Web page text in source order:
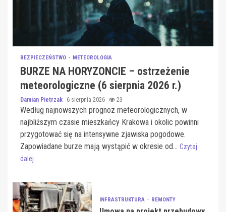
BEZPIECZEŃSTWO METEOROLOGIA
BURZE NA HORYZONCIE – ostrzeżenie
meteorologiczne (6 sierpnia 2026 r.)
Damian Pietrzak 6 sierpnia 2026 23
Według najnowszych prognoz meteorologicznych, w
najbliższym czasie mieszkańcy Krakowa i okolic powinni
przygotować się na intensywne zjawiska pogodowe.
Zapowiadane burze mają wystąpić w okresie od... Czytaj
dalej
INFRASTRUKTURA REMONTY